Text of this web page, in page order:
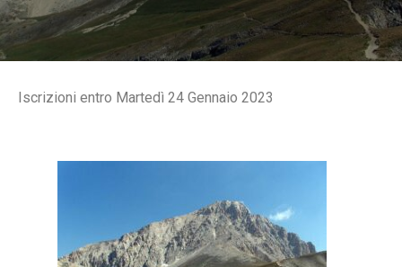
Iscrizioni entro Martedì 24 Gennaio 2023